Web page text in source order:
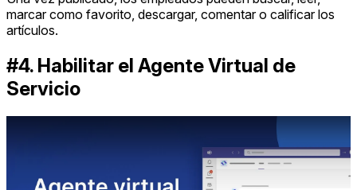
marcar como favorito, descargar, comentar o calificar los
artículos.
#4. Habilitar el Agente Virtual de
Servicio